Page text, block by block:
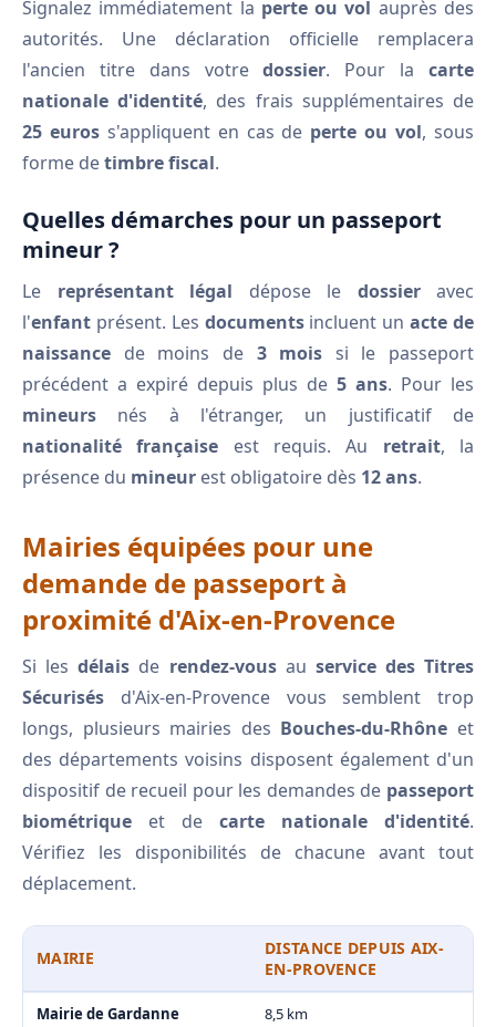
Signalez immédiatement la perte ou vol auprès des
autorités. Une déclaration officielle remplacera
l'ancien titre dans votredossier. Pour lacarte
nationale d'identité, des frais supplémentaires de
25 euross'appliquent en cas de perte ou vol, sous
forme detimbre fiscal.
Quelles démarches pour un passeport
mineur ?
Le représentant légal dépose le dossieravec
l'enfant présent. Les documentsincluent unacte de
naissance de moins de 3 mois si le passeport
précédent a expiré depuis plus de 5 ans. Pour les
mineurs nés à l'étranger, un justificatif de
nationalité française est requis. Au retrait, la
présence du mineur est obligatoire dès 12 ans.
Mairies équipées pour une
demande de passeport à
proximité d'Aix-en-Provence
Si lesdélais de rendez-vousau service des Titres
Sécurisés d'Aix-en-Provence vous semblent trop
longs, plusieurs mairies des Bouches-du-Rhône et
des départements voisins disposent également d'un
dispositif de recueil pour les demandes de passeport
biométrique et de carte nationale d'identité.
Vérifiez les disponibilités de chacune avant tout
déplacement.
MAIRIE
DISTANCE DEPUIS AIX-
EN-PROVENCE
Mairie de Gardanne 8,5 km